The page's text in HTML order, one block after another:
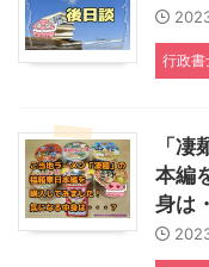
行政書
「
本編
身は